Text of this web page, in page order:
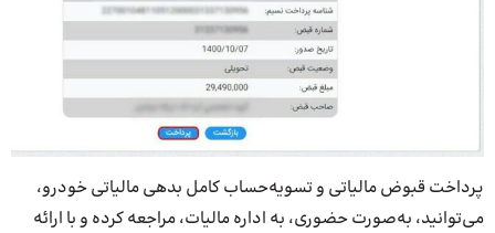
پرداخت قبوض مالیاتی و تسویه‌حساب کامل بدهی مالیاتی خودرو،
می‌توانید، به‌صورت حضوری، به اداره مالیات، مراجعه کرده و با ارائه